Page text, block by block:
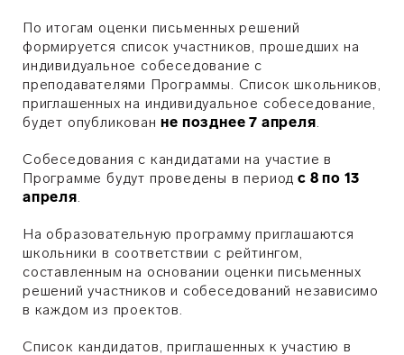
По итогам оценки письменных решений
формируется список участников, прошедших на
индивидуальное собеседование с
преподавателями Программы. Список школьников,
приглашенных на индивидуальное собеседование,
будет опубликованне позднее 7 апреля.
Собеседования с кандидатами на участие в
Программе будут проведены в период с 8 по 13
апреля.
На образовательную программу приглашаются
школьники в соответствии с рейтингом,
составленным на основании оценки письменных
решений участников и собеседований независимо
в каждом из проектов.
Список кандидатов, приглашенных к участию в